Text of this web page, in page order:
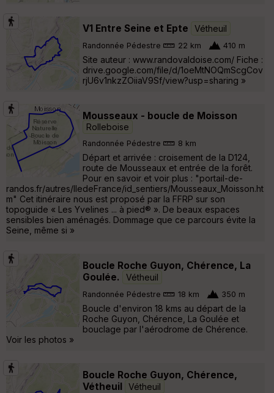
V1 Entre Seine et Epte Vétheuil
Randonnée Pédestre 22 km 410 m
Site auteur : www.randovaldoise.com/ Fiche :
drive.google.com/file/d/1oeMtNOQmScgCov
rjU6v1nkzZOiiaV9Sf/view?usp=sharing »
Mousseaux - boucle de Moisson
Rolleboise
Randonnée Pédestre 8 km
Départ et arrivée : croisement de la D124,
route de Mousseaux et entrée de la forêt.
Pour en savoir et voir plus : "portail-de-
randos.fr/autres/IledeFrance/id_sentiers/Mousseaux_Moisson.ht
m" Cet itinéraire nous est proposé par la FFRP sur son
topoguide « Les Yvelines ... à pied® ». De beaux espaces
sensibles bien aménagés. Dommage que ce parcours évite la
Seine, même si »
Boucle Roche Guyon, Chérence, La
Goulée.
Vétheuil
Randonnée Pédestre 18 km 350 m
Boucle d'environ 18 kms au départ de la
Roche Guyon, Chérence, La Goulée et
bouclage par l'aérodrome de Chérence.
Voir les photos »
Boucle Roche Guyon, Chérence,
Vétheuil
Vétheuil